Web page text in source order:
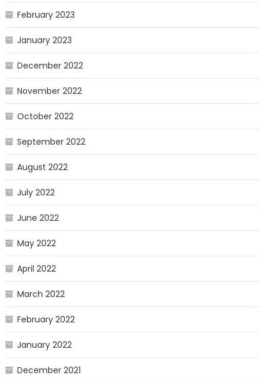
February 2023
January 2023
December 2022
November 2022
October 2022
September 2022
August 2022
July 2022
June 2022
May 2022
April 2022
March 2022
February 2022
January 2022
December 2021